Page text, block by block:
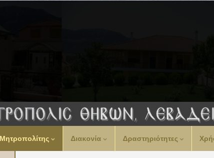
Μητροπολίτης Διακονία Δραστηριότητες